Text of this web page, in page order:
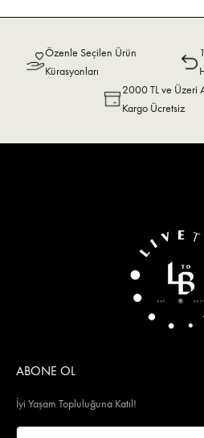
Özenle Seçilen Ürün
Kürasyonları
2000 TL ve Üzeri
Kargo Ücretsiz
ABONE OL
İyi Yaşam Topluluğuna Katıl!